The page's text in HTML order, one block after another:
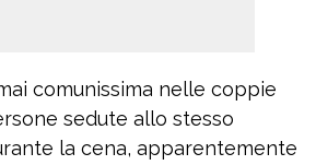
comunissima nelle coppie
sedute allo stesso
la cena, apparentemente